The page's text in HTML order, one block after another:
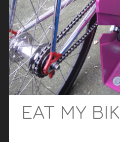
EAT MY